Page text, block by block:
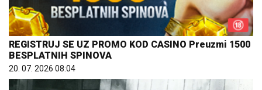
REGISTRUJ SE UZ PROMO KOD CASINO Preuzmi 1500
BESPLATNIH SPINOVA
20. 07. 2026 08:04